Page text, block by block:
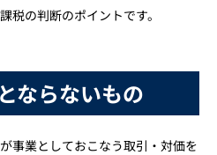
税の判断のポイントです。
ならないもの
事業としておこなう取引・対価を